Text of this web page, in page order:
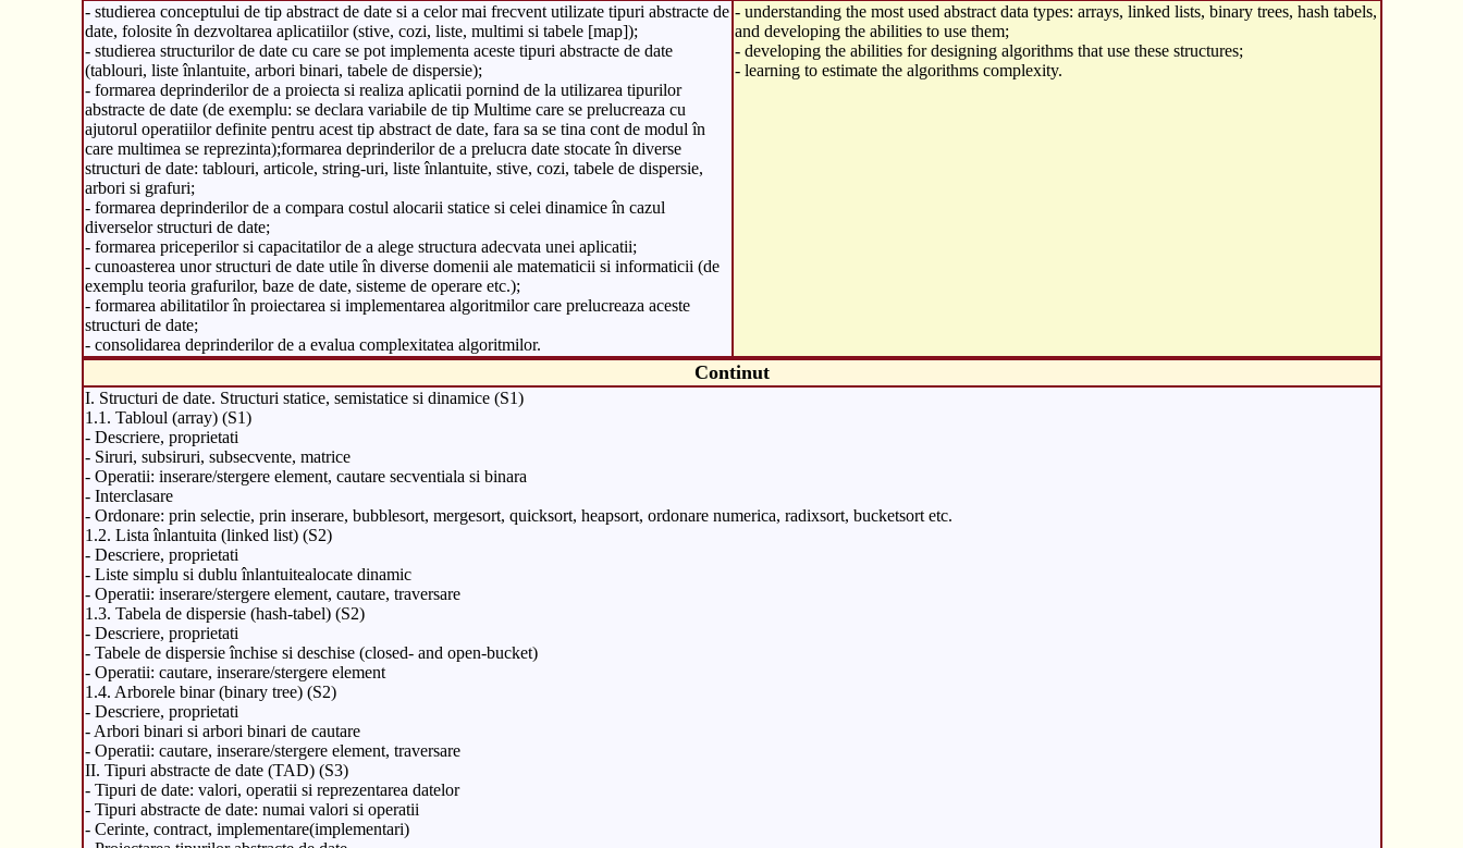
- studierea conceptului de tip abstract de date si a celor mai frecvent utilizate tipuri abstracte de
date, folosite în dezvoltarea aplicatiilor (stive, cozi, liste, multimi si tabele [map]);
- studierea structurilor de date cu care se pot implementa aceste tipuri abstracte de date
(tablouri, liste înlantuite, arbori binari, tabele de dispersie);
- formarea deprinderilor de a proiecta si realiza aplicatii pornind de la utilizarea tipurilor
abstracte de date (de exemplu: se declara variabile de tip Multime care se prelucreaza cu
ajutorul operatiilor definite pentru acest tip abstract de date, fara sa se tina cont de modul în
care multimea se reprezinta);formarea deprinderilor de a prelucra date stocate în diverse
structuri de date: tablouri, articole, string-uri, liste înlantuite, stive, cozi, tabele de dispersie,
arbori si grafuri;
- formarea deprinderilor de a compara costul alocarii statice si celei dinamice în cazul
diverselor structuri de date;
- formarea priceperilor si capacitatilor de a alege structura adecvata unei aplicatii;
- cunoasterea unor structuri de date utile în diverse domenii ale matematicii si informaticii (de
exemplu teoria grafurilor, baze de date, sisteme de operare etc.);
- formarea abilitatilor în proiectarea si implementarea algoritmilor care prelucreaza aceste
structuri de date;
- consolidarea deprinderilor de a evalua complexitatea algoritmilor.
- understanding the most used abstract data types: arrays, linked lists, binary trees, hash tabels,
and developing the abilities to use them;
- developing the abilities for designing algorithms that use these structures;
- learning to estimate the algorithms complexity.
Continut
I. Structuri de date. Structuri statice, semistatice si dinamice (S1)
1.1. Tabloul (array) (S1)
- Descriere, proprietati
- Siruri, subsiruri, subsecvente, matrice
- Operatii: inserare/stergere element, cautare secventiala si binara
- Interclasare
- Ordonare: prin selectie, prin inserare, bubblesort, mergesort, quicksort, heapsort, ordonare numerica, radixsort, bucketsort etc.
1.2. Lista înlantuita (linked list) (S2)
- Descriere, proprietati
- Liste simplu si dublu înlantuitealocate dinamic
- Operatii: inserare/stergere element, cautare, traversare
1.3. Tabela de dispersie (hash-tabel) (S2)
- Descriere, proprietati
- Tabele de dispersie închise si deschise (closed- and open-bucket)
- Operatii: cautare, inserare/stergere element
1.4. Arborele binar (binary tree) (S2)
- Descriere, proprietati
- Arbori binari si arbori binari de cautare
- Operatii: cautare, inserare/stergere element, traversare
II. Tipuri abstracte de date (TAD) (S3)
- Tipuri de date: valori, operatii si reprezentarea datelor
- Tipuri abstracte de date: numai valori si operatii
- Cerinte, contract, implementare(implementari)